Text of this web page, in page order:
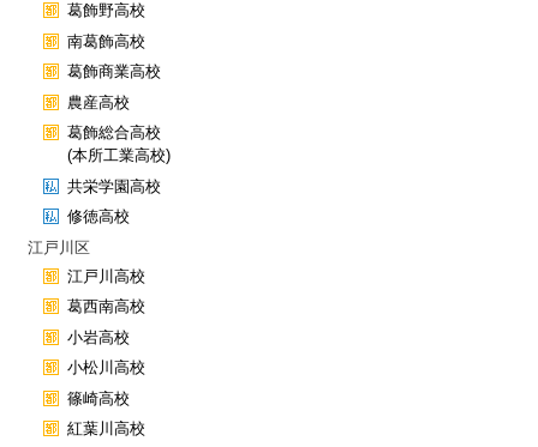
葛飾野高校
南葛飾高校
葛飾商業高校
農産高校
葛飾総合高校
(本所工業高校)
共栄学園高校
修徳高校
江戸川区
江戸川高校
葛西南高校
小岩高校
小松川高校
篠崎高校
紅葉川高校